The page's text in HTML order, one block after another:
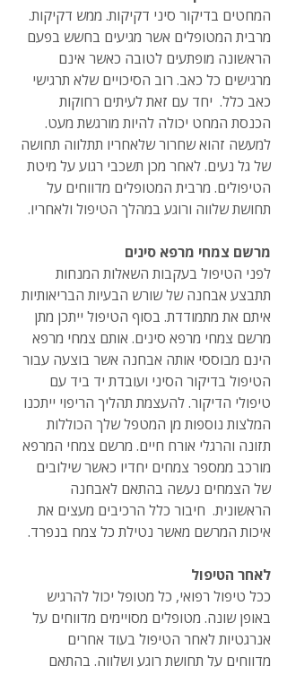
המחטים בדיקור סיני דקיקות. ממש דקיקות.
מרבית המטופלים אשר מגיעים בחשש בפעם
הראשונה מופתעים לטובה כאשר אינם
מרגישים כל כאב. רוב הסיכויים שלא תרגישי
כאב כלל.  יחד עם זאת לעיתים רחוקות
הכנסת המחט יכולה להיות מורגשת מעט.
למעשה זהוא שחרור שלאחריו תתלווה תחושה
של גל נעים. לאחר מכן תשכבי רגוע על מיטת
הטיפולים. מרבית המטופלים מדווחים על
תחושת שלווה ורוגע במהלך הטיפול ולאחריו.
מרשם צמחי מרפא סינים
לפני הטיפול בעקבות השאלות המנחות
תתבצע אבחנה של שורש הבעיות הבריאותיות
איתם את מתמודדת. בסוף הטיפול ייתכן מתן
מרשם צמחי מרפא סינים. אותם צמחי מרפא
הינם מבוססי אותה אבחנה אשר בוצעה עבור
הטיפול בדיקור הסיני ועובדת יד ביד עם
טיפולי הדיקור. להעצמת תהליך הריפוי ייתכנו
המלצות נוספות מן המטפל שלך הכוללות
תזונה והרגלי אורח חיים. מרשם צמחי המרפא
מורכב ממספר צמחים יחדיו כאשר שילובים
של הצמחים נעשה בהתאם לאבחנה
הראשונית.  חיבור כלל הרכיבים מעצים את
איכות המרשם מאשר נטילת כל צמח בנפרד.
לאחר הטיפול
ככל טיפול רפואי, כל מטופל יכול להרגיש
באופן שונה. מטופלים מסויימים מדווחים על
אנרגטיות לאחר הטיפול בעוד אחרים
מדווחים על תחושת רוגע ושלווה. בהתאם